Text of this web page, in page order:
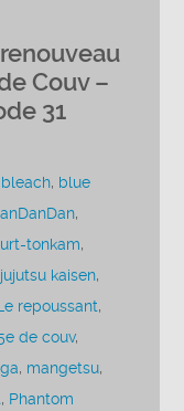
Couv –
31
bleach, blue
,
tonkam,
jujutsu kaisen,
repoussant,
de couv,
, mangetsu,
, Phantom